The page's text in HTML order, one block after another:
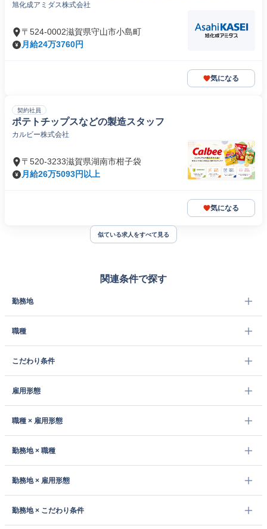
旭化成アミダス株式会社
〒524-0002滋賀県守山市小島町
月給24万3760円
気になる
契約社員
ポテトチップスなどの製造スタッフ
カルビー株式会社
〒520-3233滋賀県湖南市柑子袋
月給26万5093円以上
気になる
似ている求人をすべて見る
関連条件で探す
勤務地
職種
こだわり条件
雇用形態
職種 × 雇用形態
勤務地 × 職種
勤務地 × 雇用形態
勤務地 × こだわり条件